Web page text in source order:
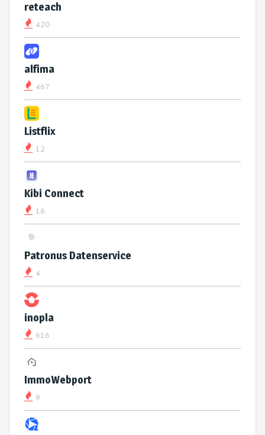
reteach
420
alfima
467
Listflix
12
Kibi Connect
16
Patronus Datenservice
4
inopla
616
ImmoWebport
9